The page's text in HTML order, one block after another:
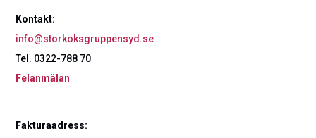
Kontakt:
info@storkoksgruppensyd.se
Tel. 0322-788 70
Felanmälan
Fakturaadress: